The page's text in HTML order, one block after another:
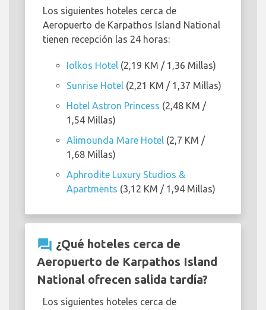
Los siguientes hoteles cerca de
Aeropuerto de Karpathos Island National
tienen recepción las 24 horas:
Iolkos Hotel (2,19 KM / 1,36 Millas)
Sunrise Hotel (2,21 KM / 1,37 Millas)
Hotel Astron Princess (2,48 KM /
1,54 Millas)
Alimounda Mare Hotel (2,7 KM /
1,68 Millas)
Aphrodite Luxury Studios &
Apartments (3,12 KM / 1,94 Millas)
question_answer ¿Qué hoteles cerca de
Aeropuerto de Karpathos Island
National ofrecen salida tardía?
Los siguientes hoteles cerca de